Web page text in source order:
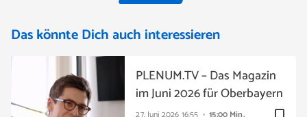
Das könnte Dich auch interessieren
27. Juni 2026 16:55 15:00 Min.
PLENUM.TV – Das Magazin
im Juni 2026 für Oberbayern